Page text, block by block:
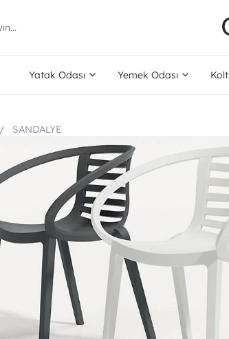
Yatak Odası Yemek Odası
SANDALYE